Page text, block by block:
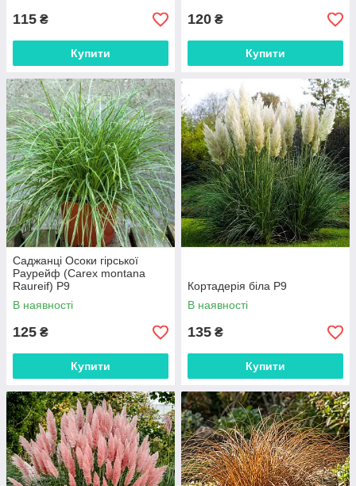
115 ₴
Купити
120 ₴
Купити
Саджанці Осоки гірської
Раурейф (Carex montana
Raureif) P9
В наявності
125 ₴
Купити
Кортадерія біла Р9
В наявності
135 ₴
Купити